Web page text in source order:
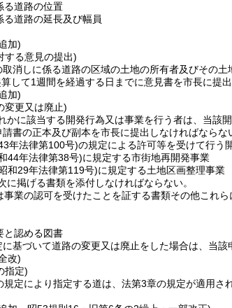
る道路の位置
る道路の延長及び幅員
加)
する意見の提出)
取消しに係る道路の区域の土地の所有者及びその
して1週間を経過する日までに意見書を市長に提出
加)
変更又は廃止)
かに該当する開発行為又は事業を行う者は、当該
請書の正本及び副本を市長に提出しなければならな
年法律第100号)の規定による許可等を受けて行う
44年法律第38号)に規定する市街地再開発事業
和29年法律第119号)に規定する土地区画整理事業
に掲げる書類を添付しなければならない。
事業の認可を受けたことを証する書類その他これ
と認める図書
に基づいて道路の変更又は廃止をした場合は、当
改)
指定)
規定により指定する道は、法第3章の規定が適用